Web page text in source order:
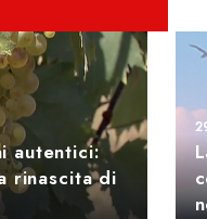
autentici:
rinascita di